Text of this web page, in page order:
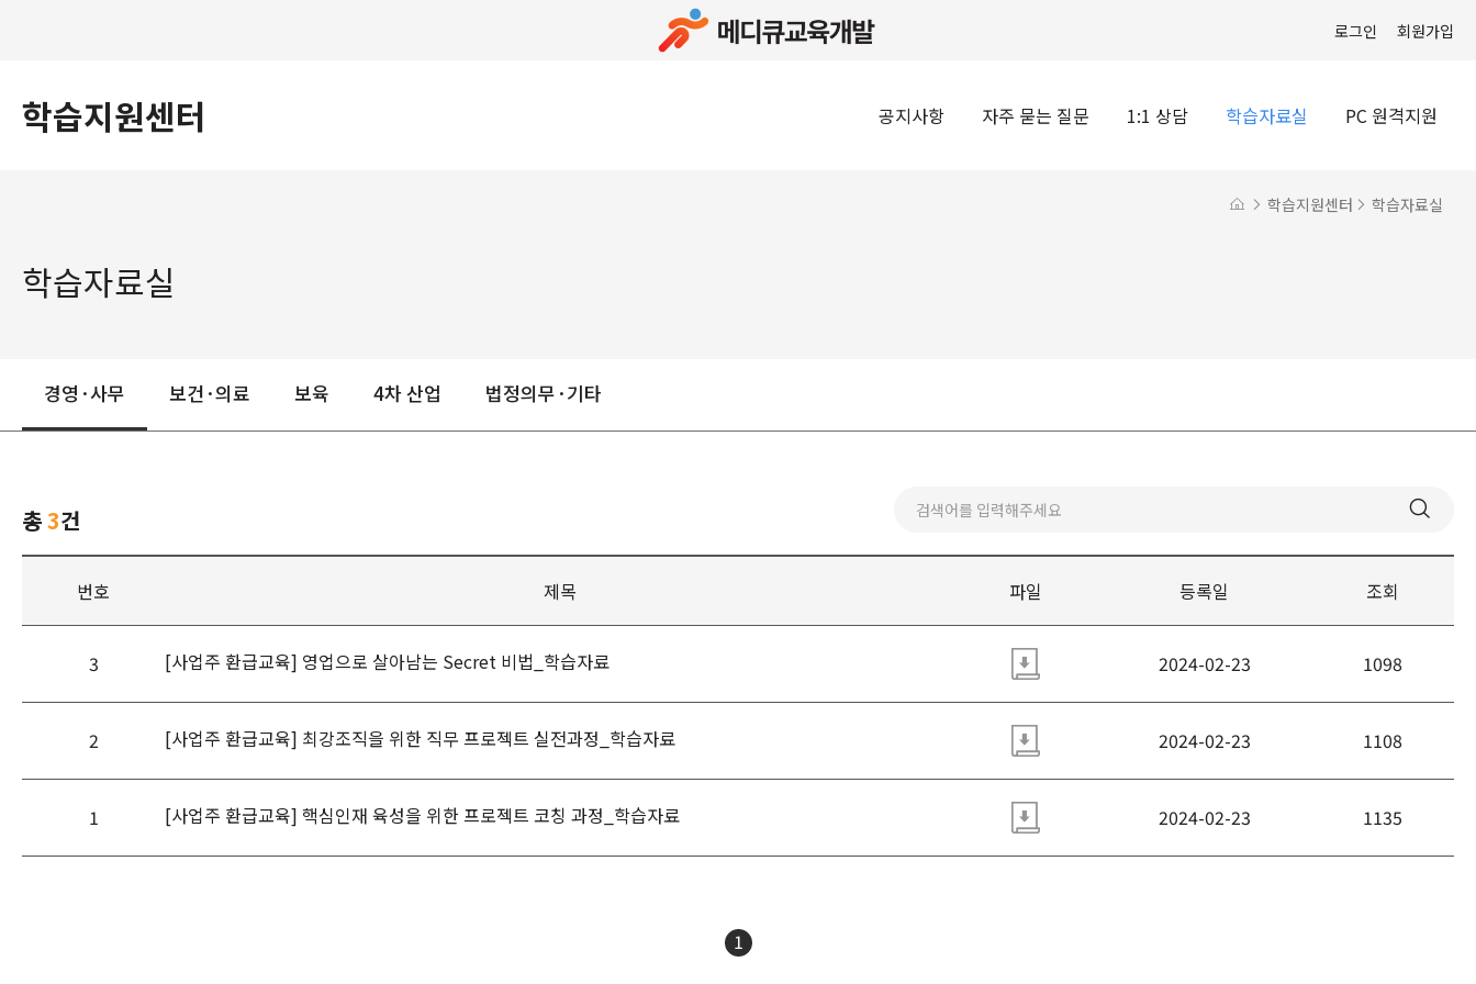
로그인 회원가입
학습지원센터 공지사항 자주 묻는 질문 1:1 상담 학습자료실 PC 원격지원
학습자료실
학습지원센터 학습자료실
경영·사무 보건·의료 보육 4차 산업 법정의무·기타
총3건
번호 제목 파일 등록일 조회
3 [사업주 환급교육] 영업으로 살아남는 Secret 비법_학습자료 2024-02-23 1098
2 [사업주 환급교육] 최강조직을 위한 직무 프로젝트 실전과정_학습자료 2024-02-23 1108
1 [사업주 환급교육] 핵심인재 육성을 위한 프로젝트 코칭 과정_학습자료 2024-02-23 1135
1